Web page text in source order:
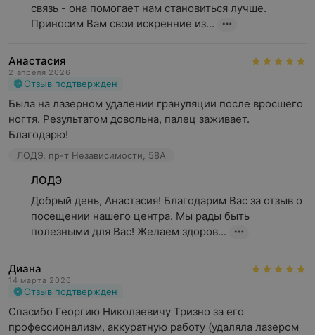
связь - она помогает нам становиться лучше.
Приносим Вам свои искренние из...
Анастасия
2 апреля 2026
Отзыв подтвержден
Была на лазерном удалении грануляции после вросшего
ногтя. Результатом довольна, палец заживает.
Благодарю!
ЛОДЭ, пр-т Независимости, 58А
ЛОДЭ
Добрый день, Анастасия! Благодарим Вас за отзыв о
посещении нашего центра. Мы рады быть
полезными для Вас! Желаем здоров...
Диана
14 марта 2026
Отзыв подтвержден
Спасибо Георгию Николаевичу Тризно за его
профессионализм, аккуратную работу (удаляла лазером